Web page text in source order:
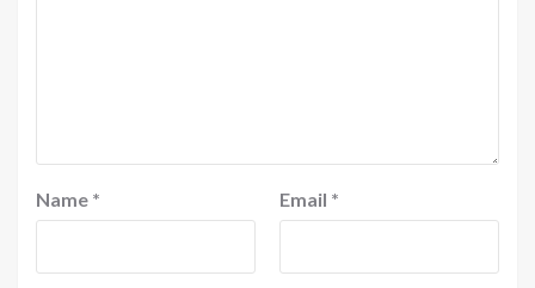
Name * Email *